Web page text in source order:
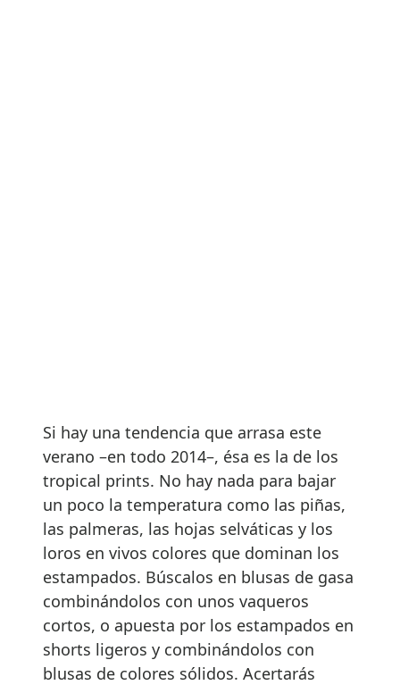
Si hay una tendencia que arrasa este
verano –en todo 2014–, ésa es la de los
tropical prints. No hay nada para bajar
un poco la temperatura como las piñas,
las palmeras, las hojas selváticas y los
loros en vivos colores que dominan los
estampados. Búscalos en blusas de gasa
combinándolos con unos vaqueros
cortos, o apuesta por los estampados en
shorts ligeros y combinándolos con
blusas de colores sólidos. Acertarás